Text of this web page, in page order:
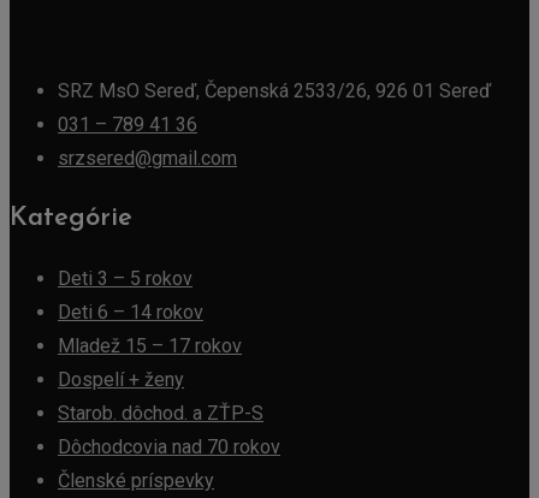
SRZ MsO Sereď, Čepenská 2533/26, 926 01 Sereď
031 – 789 41 36
srzsered@gmail.com
Kategórie
Deti 3 – 5 rokov
Deti 6 – 14 rokov
Mladež 15 – 17 rokov
Dospelí + ženy
Starob. dôchod. a ZŤP-S
Dôchodcovia nad 70 rokov
Členské príspevky